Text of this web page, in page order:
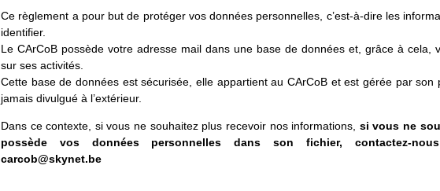
Ce règlement a pour but de protéger vos données personnelles, c’est-à-dire les
identifier.
Le CArCoB possède votre adresse mail dans une base de données et, grâce à cela,
sur ses activités.
Cette base de données est sécurisée, elle appartient au CArCoB et est gérée par son
jamais divulgué à l’extérieur.
Dans ce contexte, si vous ne souhaitez plus recevoir nos informations, si vous ne
possède vos données personnelles dans son fichier, contactez-
carcob@skynet.be